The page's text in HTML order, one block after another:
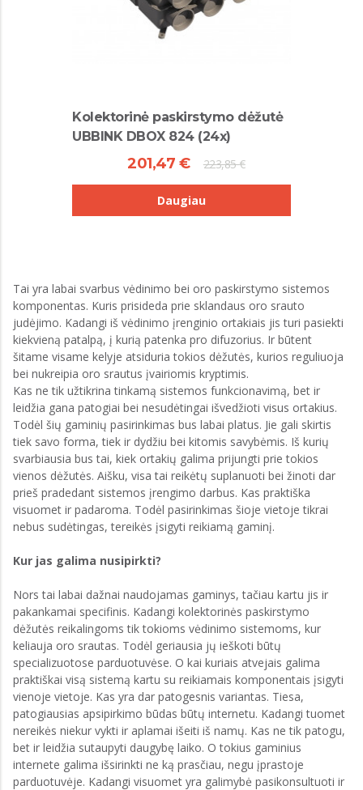
Kolektorinė paskirstymo dėžutė
UBBINK DBOX 824 (24x)
201,47 € 223,85 €
Daugiau
Tai yra labai svarbus vėdinimo bei oro paskirstymo sistemos
komponentas. Kuris prisideda prie sklandaus oro srauto
judėjimo. Kadangi iš vėdinimo įrenginio ortakiais jis turi pasiekti
kiekvieną patalpą, į kurią patenka pro difuzorius. Ir būtent
šitame visame kelyje atsiduria tokios dėžutės, kurios reguliuoja
bei nukreipia oro srautus įvairiomis kryptimis.
Kas ne tik užtikrina tinkamą sistemos funkcionavimą, bet ir
leidžia gana patogiai bei nesudėtingai išvedžioti visus ortakius.
Todėl šių gaminių pasirinkimas bus labai platus. Jie gali skirtis
tiek savo forma, tiek ir dydžiu bei kitomis savybėmis. Iš kurių
svarbiausia bus tai, kiek ortakių galima prijungti prie tokios
vienos dėžutės. Aišku, visa tai reikėtų suplanuoti bei žinoti dar
prieš pradedant sistemos įrengimo darbus. Kas praktiška
visuomet ir padaroma. Todėl pasirinkimas šioje vietoje tikrai
nebus sudėtingas, tereikės įsigyti reikiamą gaminį.
Kur jas galima nusipirkti?
Nors tai labai dažnai naudojamas gaminys, tačiau kartu jis ir
pakankamai specifinis. Kadangi kolektorinės paskirstymo
dėžutės reikalingoms tik tokioms vėdinimo sistemoms, kur
keliauja oro srautas. Todėl geriausia jų ieškoti būtų
specializuotose parduotuvėse. O kai kuriais atvejais galima
praktiškai visą sistemą kartu su reikiamais komponentais įsigyti
vienoje vietoje. Kas yra dar patogesnis variantas. Tiesa,
patogiausias apsipirkimo būdas būtų internetu. Kadangi tuomet
nereikės niekur vykti ir aplamai išeiti iš namų. Kas ne tik patogu,
bet ir leidžia sutaupyti daugybę laiko. O tokius gaminius
internete galima išsirinkti ne ką prasčiau, negu įprastoje
parduotuvėje. Kadangi visuomet yra galimybė pasikonsultuoti ir